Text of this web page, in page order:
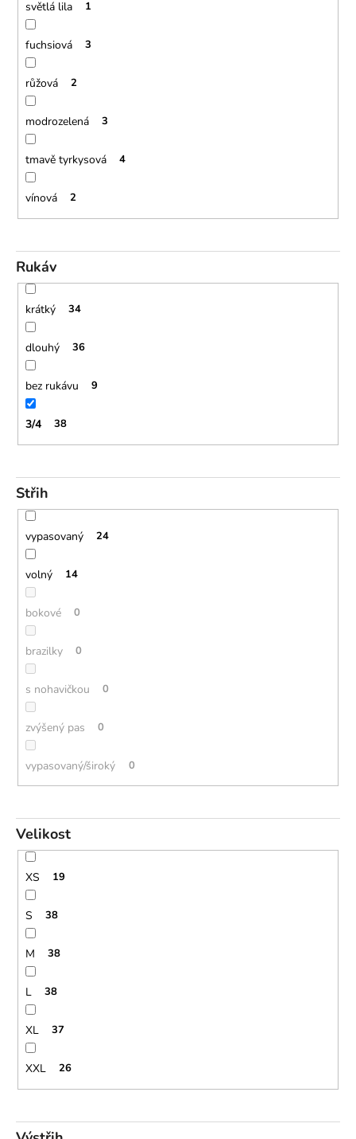
světlá lila 1
fuchsiová 3
růžová 2
modrozelená 3
tmavě tyrkysová 4
vínová 2
Rukáv
krátký 34
dlouhý 36
bez rukávu 9
3/4 38
Střih
vypasovaný 24
volný 14
bokové 0
brazilky 0
s nohavičkou 0
zvýšený pas 0
vypasovaný/široký 0
Velikost
XS 19
S 38
M 38
L 38
XL 37
XXL 26